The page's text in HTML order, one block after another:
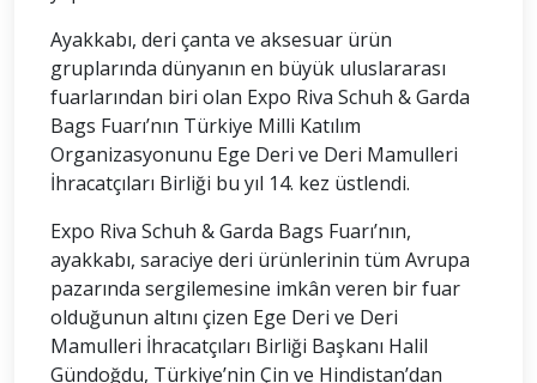
Ayakkabı, deri çanta ve aksesuar ürün
gruplarında dünyanın en büyük uluslararası
fuarlarından biri olan Expo Riva Schuh & Garda
Bags Fuarı’nın Türkiye Milli Katılım
Organizasyonunu Ege Deri ve Deri Mamulleri
İhracatçıları Birliği bu yıl 14. kez üstlendi.
Expo Riva Schuh & Garda Bags Fuarı’nın,
ayakkabı, saraciye deri ürünlerinin tüm Avrupa
pazarında sergilemesine imkân veren bir fuar
olduğunun altını çizen Ege Deri ve Deri
Mamulleri İhracatçıları Birliği Başkanı Halil
Gündoğdu, Türkiye’nin Çin ve Hindistan’dan